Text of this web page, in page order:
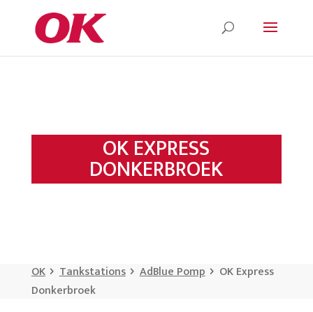
OK EXPRESS
DONKERBROEK
OK Tankstations AdBlue Pomp
OK Express
Donkerbroek